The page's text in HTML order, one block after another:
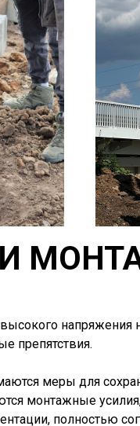
напряжения
препятствия.
меры для
монтажные
полностью